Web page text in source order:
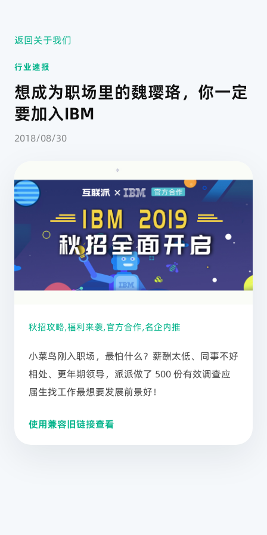
返回关于我们
行业速报
想成为职场里的魏璎珞，你一定
要加入IBM
2018/08/30
秋招攻略,福利来袭,官方合作,名企内推
小菜鸟刚入职场，最怕什么？薪酬太低、同事不好
相处、更年期领导，派派做了 500 份有效调查应
届生找工作最想要发展前景好！
使用兼容旧链接查看